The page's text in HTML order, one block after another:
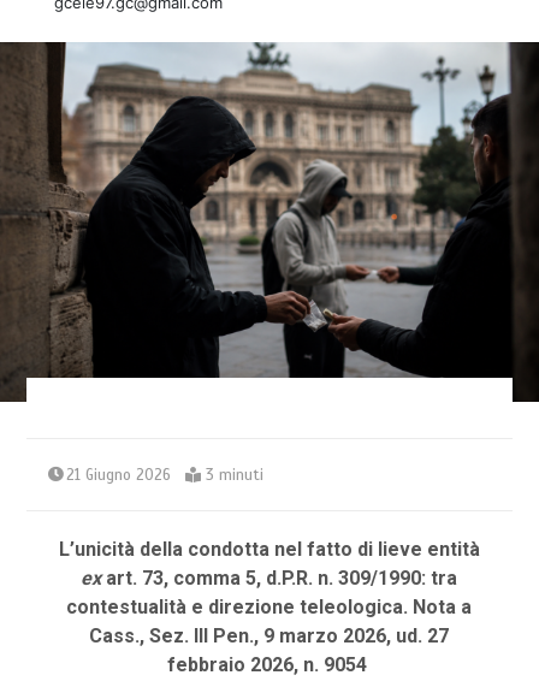
21 Giugno 2026 3 minuti
L’unicità della condotta nel fatto di lieve entità
exart. 73, comma 5, d.P.R. n. 309/1990: tra
contestualità e direzione teleologica. Nota a
Cass., Sez. III Pen., 9 marzo 2026, ud. 27
febbraio 2026, n. 9054